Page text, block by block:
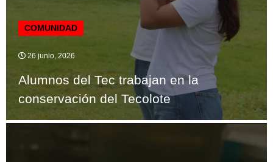
COMUNIDAD
26 junio, 2026
Alumnos del Tec trabajan en la
conservación del Tecolote